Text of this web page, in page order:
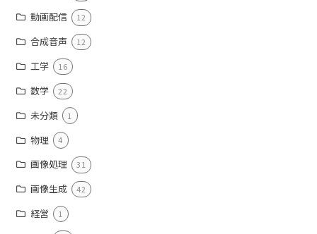
動画配信 12
合成音声 12
工学 16
数学 22
未分類 1
物理 4
画像処理 31
画像生成 42
経営 1